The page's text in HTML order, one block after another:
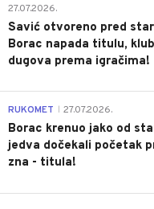
27.07.2026.
Savić otvoreno pred
Borac napada titulu,
dugova prema igračima!
RUKOMET 27.07.2026.
Borac krenuo jako od
jedva dočekali početak
zna - titula!